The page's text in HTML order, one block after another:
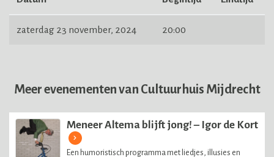
zaterdag 23 november, 2024 20:00
Meer evenementen van Cultuurhuis Mijdrecht
Meneer Altema blijft jong! – Igor de Kort
Een humoristisch programma met liedjes, illusies en